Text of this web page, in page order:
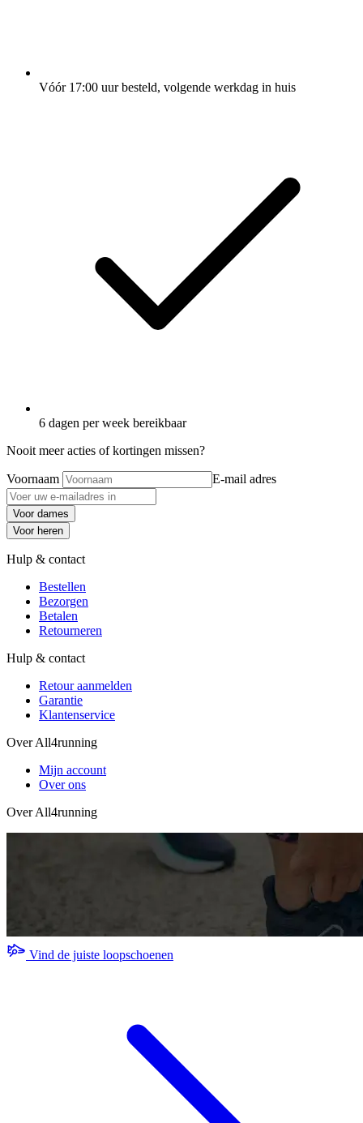
Vóór 17:00 uur besteld, volgende werkdag in huis
6 dagen per week bereikbaar
Nooit meer acties of kortingen missen?
Voornaam E-mail adres
Voor dames
Voor heren
Hulp & contact
Bestellen
Bezorgen
Betalen
Retourneren
Hulp & contact
Retour aanmelden
Garantie
Klantenservice
Over All4running
Mijn account
Over ons
Over All4running
Vind de juiste loopschoenen